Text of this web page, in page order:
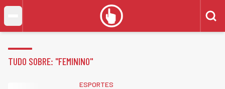
TUDO SOBRE: "FEMININO"
ESPORTES